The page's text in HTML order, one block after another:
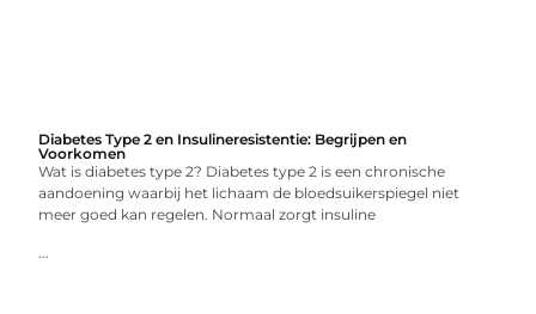
Diabetes Type 2 en Insulineresistentie: Begrijpen en
Voorkomen
Wat is diabetes type 2? Diabetes type 2 is een chronische
aandoening waarbij het lichaam de bloedsuikerspiegel niet
meer goed kan regelen. Normaal zorgt insuline
...